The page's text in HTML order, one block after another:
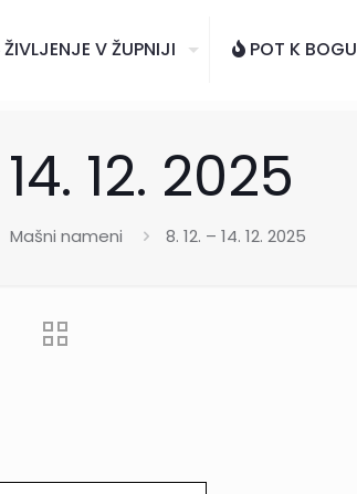
ŽIVLJENJE V ŽUPNIJI POT K BOGU
12. 2025
Mašni nameni 8. 12. – 14. 12. 2025